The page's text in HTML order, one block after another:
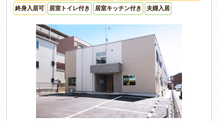
終身入居可 居室トイレ付き 居室キッチン付き 夫婦入居